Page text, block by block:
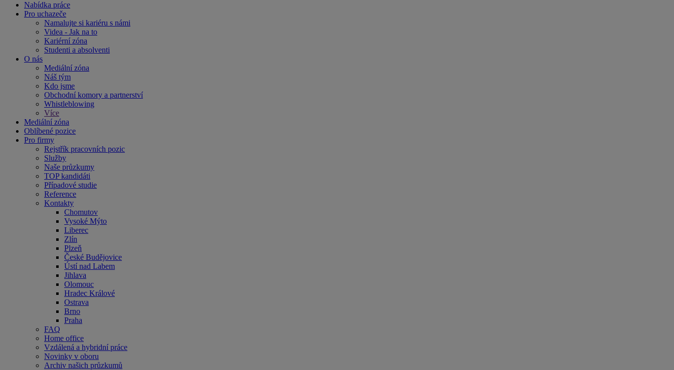
Nabídka práce
Pro uchazeče
Namalujte si kariéru s námi
Videa - Jak na to
Kariérní zóna
Studenti a absolventi
O nás
Mediální zóna
Náš tým
Kdo jsme
Obchodní komory a partnerství
Whistleblowing
Více
Mediální zóna
Oblíbené pozice
Pro firmy
Rejstřík pracovních pozic
Služby
Naše průzkumy
TOP kandidáti
Případové studie
Reference
Kontakty
Chomutov
Vysoké Mýto
Liberec
Zlín
Plzeň
České Budějovice
Ústí nad Labem
Jihlava
Olomouc
Hradec Králové
Ostrava
Brno
Praha
FAQ
Home office
Vzdálená a hybridní práce
Novinky v oboru
Archiv našich průzkumů